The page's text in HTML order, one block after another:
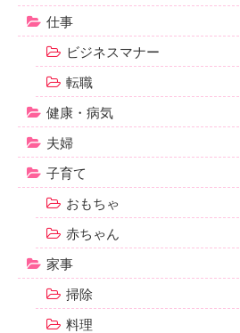
仕事
ビジネスマナー
転職
健康・病気
夫婦
子育て
おもちゃ
赤ちゃん
家事
掃除
料理